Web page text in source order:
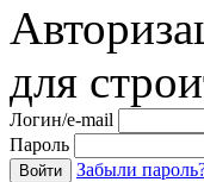
для
Логин/e-mail
Пароль
Войти Забыли